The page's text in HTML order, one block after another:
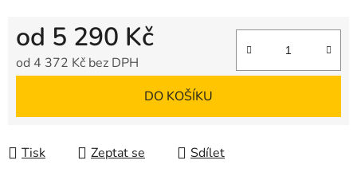
od 5 290 Kč
od 4 372 Kč bez DPH
DO KOŠÍKU
Tisk Zeptat se Sdílet